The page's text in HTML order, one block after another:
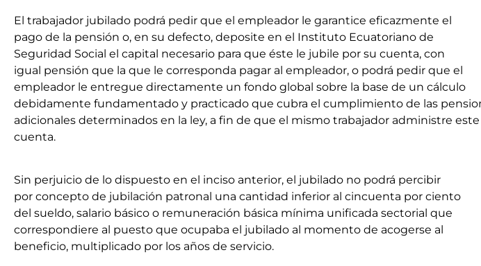
El trabajador jubilado podrá pedir que el empleador le garantice eficazmente el
pago de la pensión o, en su defecto, deposite en el Instituto Ecuatoriano de
Seguridad Social el capital necesario para que éste le jubile por su cuenta, con
igual pensión que la que le corresponda pagar al empleador, o podrá pedir que el
empleador le entregue directamente un fondo global sobre la base de un cálculo
debidamente fundamentado y practicado que cubra el cumplimiento de las
adicionales determinados en la ley, a fin de que el mismo trabajador administre
cuenta.
Sin perjuicio de lo dispuesto en el inciso anterior, el jubilado no podrá percibir
por concepto de jubilación patronal una cantidad inferior al cincuenta por ciento
del sueldo, salario básico o remuneración básica mínima unificada sectorial que
correspondiere al puesto que ocupaba el jubilado al momento de acogerse al
beneficio, multiplicado por los años de servicio.